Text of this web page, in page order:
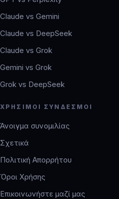
Claude vs Gemini
Claude vs DeepSeek
Claude vs Grok
Gemini vs Grok
Grok vs DeepSeek
ΧΡΉΣΙΜΟΙ ΣΎΝΔΕΣΜΟΙ
Άνοιγμα συνομιλίας
Σχετικά
Πολιτική Απορρήτου
Όροι Χρήσης
Επικοινωνήστε μαζί μας